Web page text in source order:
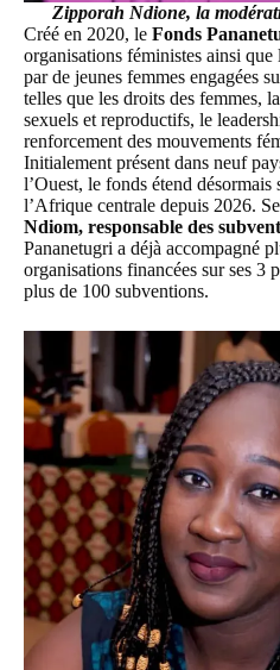
Zipporah Ndione, la
Créé en 2020, le Fonds
organisations féministes ainsi que
par de jeunes femmes engagées
telles que les droits des femmes,
sexuels et reproductifs, le
renforcement des mouvements
Initialement présent dans neuf
l’Ouest, le fonds étend désormais
l’Afrique centrale depuis 2026.
Ndiom, responsable des
Pananetugri a déjà accompagné
organisations financées sur ses 3
plus de 100 subventions.